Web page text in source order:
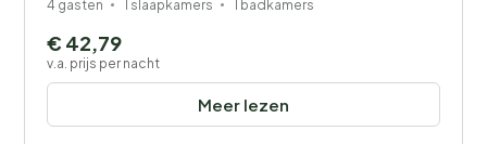
4 gasten 1 slaapkamers 1 badkamers
Meer lezen
€ 42,79
v.a. prijs per nacht